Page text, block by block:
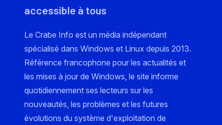
accessible à tous
Le Crabe Info est un média indépendant
spécialisé dans Windows et Linux depuis 2013.
Référence francophone pour les actualités et
les mises à jour de Windows, le site informe
quotidiennement ses lecteurs sur les
nouveautés, les problèmes et les futures
évolutions du système d'exploitation de